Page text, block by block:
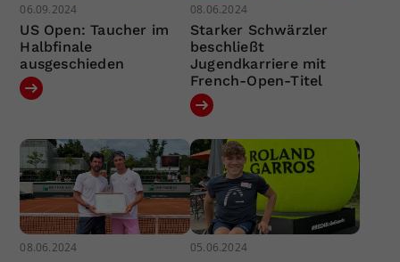
06.09.2024
US Open: Taucher im
Halbfinale
ausgeschieden
08.06.2024
Starker Schwärzler
beschließt
Jugendkarriere mit
French-Open-Titel
08.06.2024 05.06.2024